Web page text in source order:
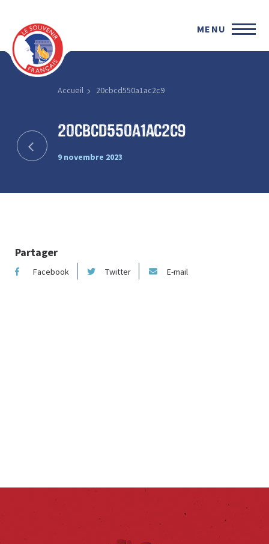
MENU
Accueil 20cbcd550a1ac2c9
20cbcd550a1ac2c9
9 novembre 2023
Partager
Facebook Twitter E-mail